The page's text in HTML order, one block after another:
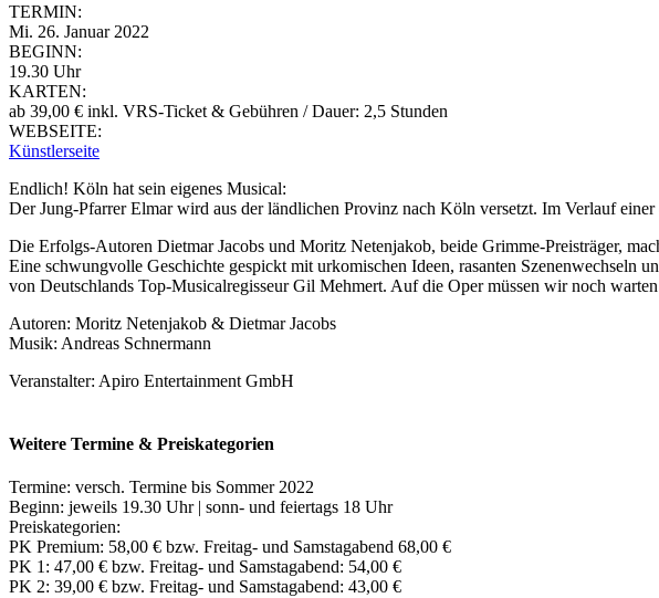
TERMIN:
Mi. 26. Januar 2022
BEGINN:
19.30 Uhr
KARTEN:
ab 39,00 € inkl. VRS-Ticket & Gebühren / Dauer: 2,5 Stunden
WEBSEITE:
Künstlerseite
Endlich! Köln hat sein eigenes Musical:
Der Jung-Pfarrer Elmar wird aus der ländlichen Provinz nach Köln versetzt. Im Verlauf
Die Erfolgs-Autoren Dietmar Jacobs und Moritz Netenjakob, beide Grimme-Preisträger,
Eine schwungvolle Geschichte gespickt mit urkomischen Ideen, rasanten
von Deutschlands Top-Musicalregisseur Gil Mehmert. Auf die Oper müssen wir noch
Autoren: Moritz Netenjakob & Dietmar Jacobs
Musik: Andreas Schnermann
Veranstalter: Apiro Entertainment GmbH
Weitere Termine & Preiskategorien
Termine: versch. Termine bis Sommer 2022
Beginn: jeweils 19.30 Uhr | sonn- und feiertags 18 Uhr
Preiskategorien:
PK Premium: 58,00 € bzw. Freitag- und Samstagabend 68,00 €
PK 1: 47,00 € bzw. Freitag- und Samstagabend: 54,00 €
PK 2: 39,00 € bzw. Freitag- und Samstagabend: 43,00 €